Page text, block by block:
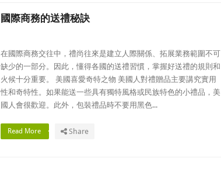
國際商務的送禮秘訣
在國際商務交往中，禮尚往來是建立人際關係、拓展業務範圍不可
缺少的一部分。因此，懂得各國的送禮習慣，掌握好送禮的規則和
火候十分重要。 美國喜愛奇特之物 美國人對禮贈品主要講究實用
性和奇特性。如果能送一些具有獨特風格或民族特色的小禮品，美
國人會很歡迎。此外，包裝禮品時不要用黑色...
Read More Share